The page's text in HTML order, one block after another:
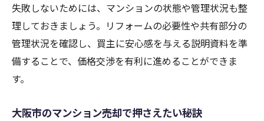
失敗しないためには、マンションの状態や管理状況も整
理しておきましょう。リフォームの必要性や共有部分の
管理状況を確認し、買主に安心感を与える説明資料を準
備することで、価格交渉を有利に進めることができま
す。
大阪市のマンション売却で押さえたい秘訣